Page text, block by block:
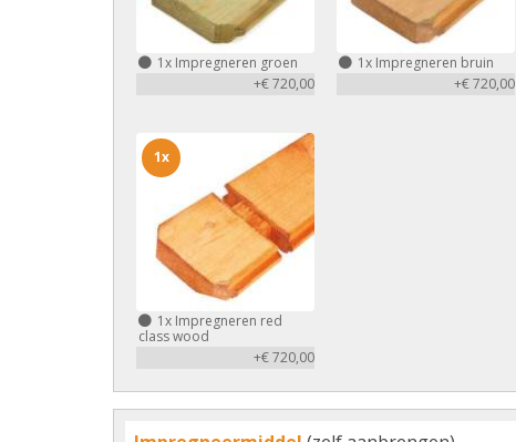
1x Impregneren groen
+€ 720,00
1xImpregneren bruin
+€ 720,00
1x Impregneren red
class wood
+€ 720,00
1x